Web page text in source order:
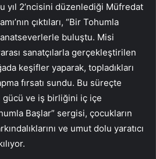
yıl 2’ncisini düzenlediği Müfredat
çıktıları, “Bir Tohumla
buluştu. Misi
sanatçılarla gerçekleştirilen
keşifler yaparak, topladıkları
fırsatı sundu. Bu süreçte
gücü ve iş birliğini iç içe
Başlar” sergisi, çocukların
ve umut dolu yaratıcı